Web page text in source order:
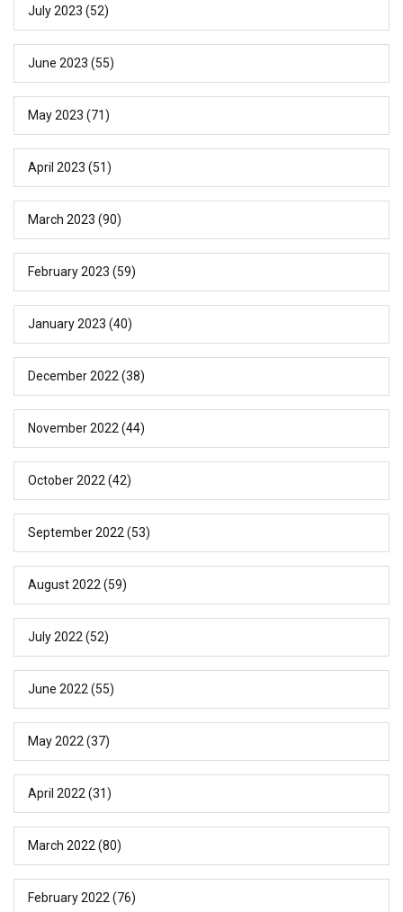
July 2023 (52)
June 2023 (55)
May 2023 (71)
April 2023 (51)
March 2023 (90)
February 2023 (59)
January 2023 (40)
December 2022 (38)
November 2022 (44)
October 2022 (42)
September 2022 (53)
August 2022 (59)
July 2022 (52)
June 2022 (55)
May 2022 (37)
April 2022 (31)
March 2022 (80)
February 2022 (76)